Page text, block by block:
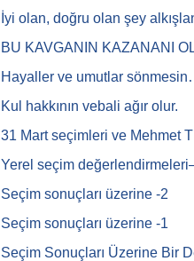
İyi olan, doğru olan şey
BU KAVGANIN KAZANANI
Hayaller ve umutlar
Kul hakkının vebali ağır olur.
31 Mart seçimleri ve Mehmet
Yerel seçim
Seçim sonuçları üzerine -2
Seçim sonuçları üzerine -1
Seçim Sonuçları Üzerine Bir